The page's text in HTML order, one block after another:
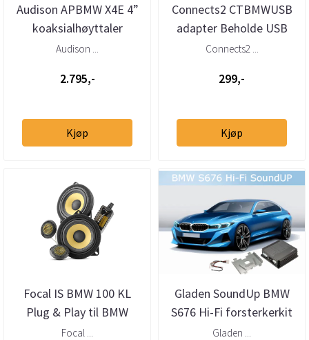
Audison APBMW X4E 4”
koaksialhøyttaler
BMW/Mini
Audison ...
2.795,-
Kjøp
Connects2 CTBMWUSB
adapter Beholde USB
BMW, Mini (2009–>)
Connects2 ...
299,-
Kjøp
Focal IS BMW 100 KL
Plug & Play til BMW
Focal ...
Gladen SoundUp BMW
S676 Hi-Fi forsterkerkit
Plug & Play oppgradering
Gladen ...